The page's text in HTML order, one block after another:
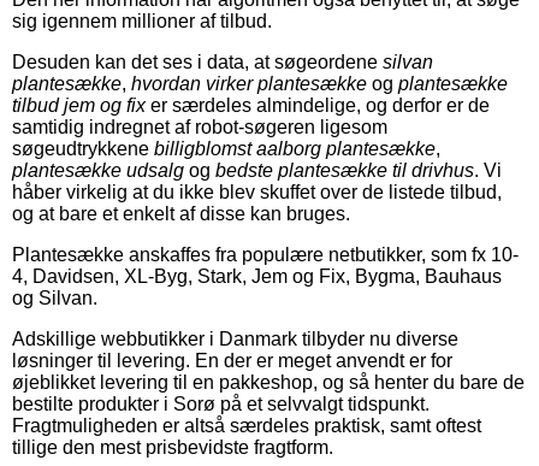
sig igennem millioner af tilbud.
Desuden kan det ses i data, at søgeordene silvan
plantesække, hvordan virker plantesække og plantesække
tilbud jem og fixer særdeles almindelige, og derfor er de
samtidig indregnet af robot-søgeren ligesom
søgeudtrykkene billigblomst aalborg plantesække,
plantesække udsalg og bedste plantesække til drivhus. Vi
håber virkelig at du ikke blev skuffet over de listede tilbud,
og at bare et enkelt af disse kan bruges.
Plantesække anskaffes fra populære netbutikker, som fx 10-
4, Davidsen, XL-Byg, Stark, Jem og Fix, Bygma, Bauhaus
og Silvan.
Adskillige webbutikker i Danmark tilbyder nu diverse
løsninger til levering. En der er meget anvendt er for
øjeblikket levering til en pakkeshop, og så henter du bare de
bestilte produkter i Sorø på et selvvalgt tidspunkt.
Fragtmuligheden er altså særdeles praktisk, samt oftest
tillige den mest prisbevidste fragtform.